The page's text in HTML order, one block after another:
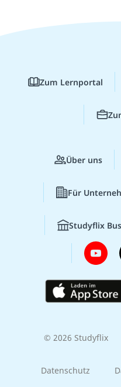
Zum Lernportal
Über uns
Für
Studyflix
© 2026 Studyflix
Datenschutz